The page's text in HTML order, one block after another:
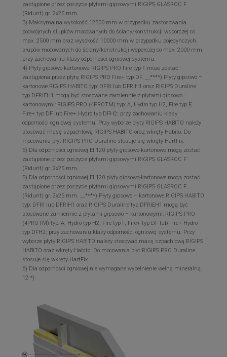
zastąpione przez poszycie płytami gipsowymi RIGIPS GLASROC F
(Ridurit) gr. 2x25 mm.
3) Maksymalna wysokość 12500 mm w przypadku zastosowania
podwójnych słupków mocowanych do ściany/konstrukcji wsporczej co
max. 2500 mm oraz wysokość 10000 mm w przypadku pojedynczych
słupów mocowanych do ściany/konstrukcji wsporczej co max. 2000 mm;
przy zachowaniu klasy odporności ogniowej systemu.
4) Płyty gipsowo-kartonowa RIGIPS PRO Fire typ F może zostać
zastąpiona przez płytę RIGIPS PRO Fire+ typ DF. __****) Płyty gipsowo –
kartonowe RIGIPS HABITO typ: DFRI lub DFRIH1 oraz RIGIPS Duraline
typ DFRIEH1 mogą być stosowane zamiennie z płytami gipsowo –
kartonowymi: RIGIPS PRO (4PROTM) typ: A, Hydro typ H2, Fire typ F,
Fire+ typ DF lub Fire+ Hydro typ DFH2; przy zachowaniu klasy
odporności ogniowej systemu. Przy wyborze płyty RIGIPS HABITO należy
stosować masę szpachlową RIGIPS HABITO oraz wkręty Habito. Do
mocowania płyt RIGIPS PRO Duraline stosuje się wkręty HartFix.
5) Dla odporności ogniowej EI 120 płyty gipsowo-kartonowe mogą zostać
zastąpione przez poszycie płytami gipsowymi RIGIPS GLASROC F
(Ridurit) gr. 2x25 mm.
5) Dla odporności ogniowej EI 120 płyty gipsowo-kartonowe mogą zostać
zastąpione przez poszycie płytami gipsowymi RIGIPS GLASROC F
(Ridurit) gr. 2x25 mm. __****) Płyty gipsowo – kartonowe RIGIPS HABITO
typ: DFRI lub DFRIH1 oraz RIGIPS Duraline typ DFRIEH1 mogą być
stosowane zamiennie z płytami gipsowo – kartonowymi: RIGIPS PRO
(4PROTM) typ: A, Hydro typ H2, Fire typ F, Fire+ typ DF lub Fire+ Hydro
typ DFH2; przy zachowaniu klasy odporności ogniowej systemu. Przy
wyborze płyty RIGIPS HABITO należy stosować masę szpachlową RIGIPS
HABITO oraz wkręty Habito. Do mocowania płyt RIGIPS PRO Duraline
stosuje się wkręty HartFix.
6) Dla odporności ogniowej nie wymagane wypełnienie wełną mineralną.
12 *)